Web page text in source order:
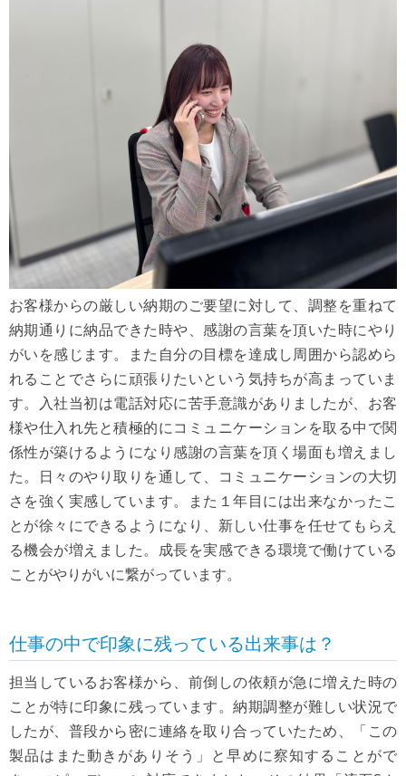
お客様からの厳しい納期のご要望に対して、調整を重ねて
納期通りに納品できた時や、感謝の言葉を頂いた時にやり
がいを感じます。また自分の目標を達成し周囲から認めら
れることでさらに頑張りたいという気持ちが高まっていま
す。入社当初は電話対応に苦手意識がありましたが、お客
様や仕入れ先と積極的にコミュニケーションを取る中で関
係性が築けるようになり感謝の言葉を頂く場面も増えまし
た。日々のやり取りを通して、コミュニケーションの大切
さを強く実感しています。また１年目には出来なかったこ
とが徐々にできるようになり、新しい仕事を任せてもらえ
る機会が増えました。成長を実感できる環境で働けている
ことがやりがいに繋がっています。
仕事の中で印象に残っている出来事は？
担当しているお客様から、前倒しの依頼が急に増えた時の
ことが特に印象に残っています。納期調整が難しい状況で
したが、普段から密に連絡を取り合っていたため、「この
製品はまた動きがありそう」と早めに察知することがで